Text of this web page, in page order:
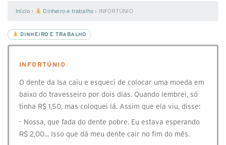
Início › Dinheiro e trabalho › INFORTÚNIO
DINHEIRO E TRABALHO
INFORTÚNIO
O dente da Isa caiu e esqueci de colocar uma moeda em
baixo do travesseiro por dois dias. Quando lembrei, só
tinha R$ 1,50, mas coloquei lá. Assim que ela viu, disse:
- Nossa, que fada do dente pobre. Eu estava esperando
R$ 2,00... Isso que dá meu dente cair no fim do mês.